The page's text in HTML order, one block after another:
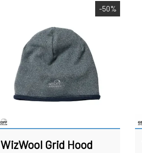
-50%
WizWool Grid Hood